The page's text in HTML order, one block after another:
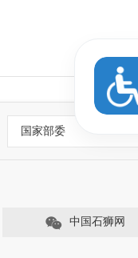
国家部委
中国石狮网